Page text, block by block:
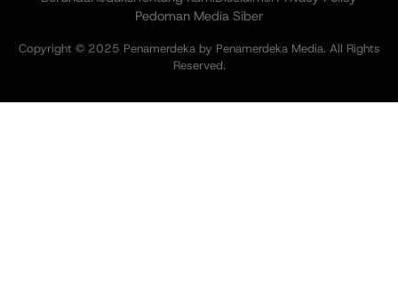
Pedoman Media Siber
Copyright © 2025 Penamerdeka by Penamerdeka Media. All Rights
Reserved.